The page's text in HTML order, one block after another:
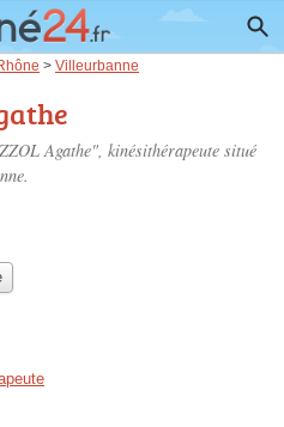
> Villeurbanne
Agathe", kinésithérapeute situé